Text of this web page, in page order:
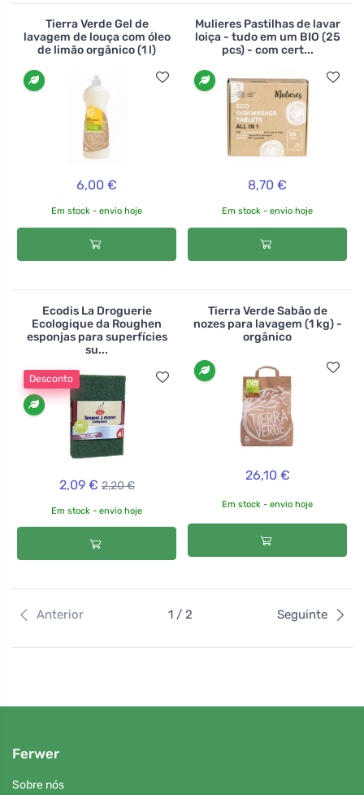
Tierra Verde Gel de
lavagem de louça com óleo
de limão orgânico (1 l)
6,00 €
Em stock - envio hoje
Mulieres Pastilhas de lavar
loiça - tudo em um BIO (25
pcs) - com cert...
8,70 €
Em stock - envio hoje
Ecodis La Droguerie
Ecologique da Roughen
esponjas para superfícies
su...
Desconto
2,09 € 2,20 €
Em stock - envio hoje
Tierra Verde Sabão de
nozes para lavagem (1 kg) -
orgânico
26,10 €
Em stock - envio hoje
Anterior 1 / 2 Seguinte
Ferwer
Sobre nós